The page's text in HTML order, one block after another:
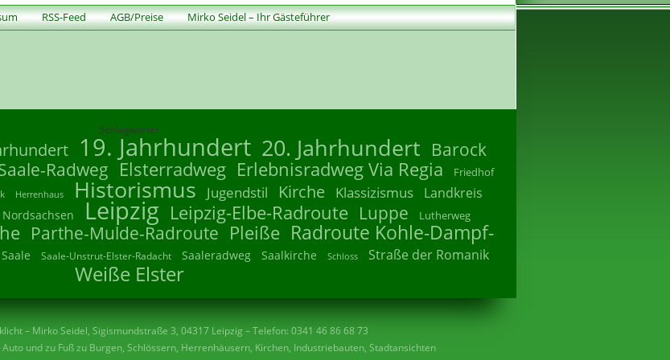
RSS-Feed AGB/Preise Mirko Seidel – Ihr Gästeführer
Schlagwörter
19. Jahrhundert 20. Jahrhundert Barock
Radweg Elsterradweg Erlebnisradweg Via Regia Friedhof
Herrenhaus Historismus Jugendstil Kirche Klassizismus
Landkreis
Leipzig Leipzig-Elbe-Radroute Luppe Lutherweg
Parthe-Mulde-Radroute Pleiße Radroute Kohle-Dampf-
Saale Saale-Unstrut-Elster-Radacht Saaleradweg Saalkirche Schloss Straße der Romanik
Weiße Elster
– Mirko Seidel, Sigismundstraße 3, 04317 Leipzig – Telefon: 0341 46 86 68 73
und zu Fuß zu Burgen, Schlössern, Herrenhäusern, Kirchen, Industriebauten, Stadtansichten